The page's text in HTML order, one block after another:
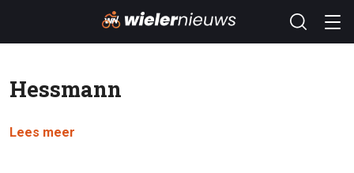
Hessmann
Lees meer